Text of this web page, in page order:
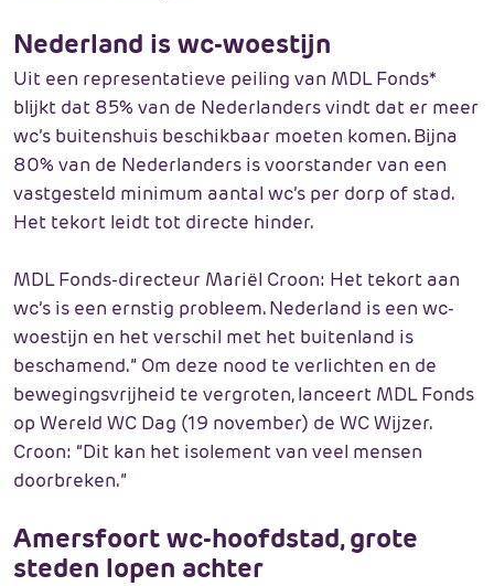
Nederland is wc-woestijn
Uit een representatieve peiling van MDL Fonds*
blijkt dat 85% van de Nederlanders vindt dat er meer
wc’s buitenshuis beschikbaar moeten komen. Bijna
80% van de Nederlanders is voorstander van een
vastgesteld minimum aantal wc’s per dorp of stad.
Het tekort leidt tot directe hinder.
MDL Fonds-directeur Mariël Croon: Het tekort aan
wc’s is een ernstig probleem. Nederland is een wc-
woestijn en het verschil met het buitenland is
beschamend.” Om deze nood te verlichten en de
bewegingsvrijheid te vergroten, lanceert MDL Fonds
op Wereld WC Dag (19 november) de WC Wijzer.
Croon: “Dit kan het isolement van veel mensen
doorbreken.”
Amersfoort wc-hoofdstad, grote
steden lopen achter